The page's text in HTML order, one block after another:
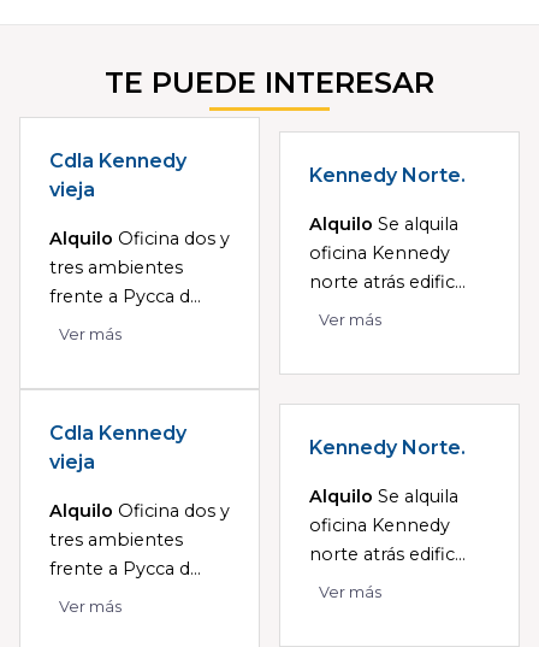
TE PUEDE INTERESAR
Cdla Kennedy
vieja
Alquilo Oficina dos y
tres ambientes
frente a Pycca d...
Ver más
Kennedy Norte.
Alquilo Se alquila
oficina Kennedy
norte atrás edific...
Ver más
Cdla Kennedy
vieja
Alquilo Oficina dos y
tres ambientes
frente a Pycca d...
Ver más
Kennedy Norte.
Alquilo Se alquila
oficina Kennedy
norte atrás edific...
Ver más